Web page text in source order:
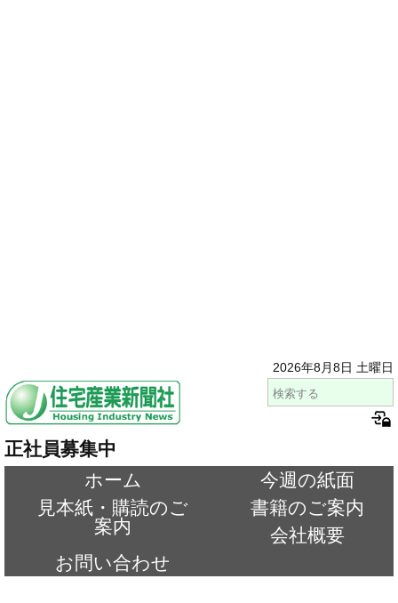
2026年8月8日 土曜日
正社員募集中
ホーム
今週の紙面
見本紙・購読のご
案内
書籍のご案内
会社概要
お問い合わせ